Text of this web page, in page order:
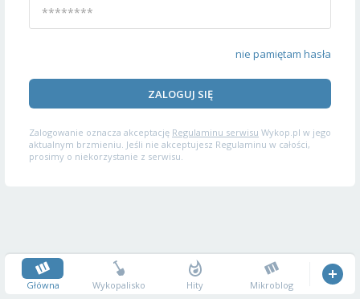
nie pamiętam hasła
ZALOGUJ SIĘ
Zalogowanie oznacza akceptację Regulaminu serwisu Wykop.pl w jego
aktualnym brzmieniu. Jeśli nie akceptujesz Regulaminu w całości,
prosimy o niekorzystanie z serwisu.
Główna Wykopalisko Hity Mikroblog